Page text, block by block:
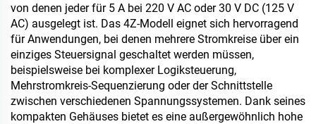
von denen jeder für 5 A bei 220 V AC oder 30 V DC (125 V
AC) ausgelegt ist. Das 4Z-Modell eignet sich hervorragend
für Anwendungen, bei denen mehrere Stromkreise über ein
einziges Steuersignal geschaltet werden müssen,
beispielsweise bei komplexer Logiksteuerung,
Mehrstromkreis-Sequenzierung oder der Schnittstelle
zwischen verschiedenen Spannungssystemen. Dank seines
kompakten Gehäuses bietet es eine außergewöhnlich hohe